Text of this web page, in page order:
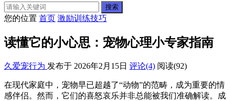
搜索
您的位置 首页 激励训练技巧
读懂它的小心思：宠物心理小专家指南
久爱宠行为 发布于 2026年2月15日 评论(4) 阅读(92)
在现代家庭中，宠物早已超越了“动物”的范畴，成为重要的情
感伴侣。然而，它们的喜怒哀乐并非总能被我们准确解读。成